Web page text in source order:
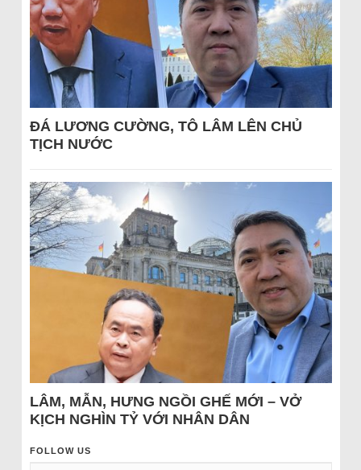
ĐÁ LƯƠNG CƯỜNG, TÔ LÂM LÊN CHỦ
TỊCH NƯỚC
LÂM, MẪN, HƯNG NGỒI GHẾ MỚI – VỞ
KỊCH NGHÌN TỶ VỚI NHÂN DÂN
FOLLOW US